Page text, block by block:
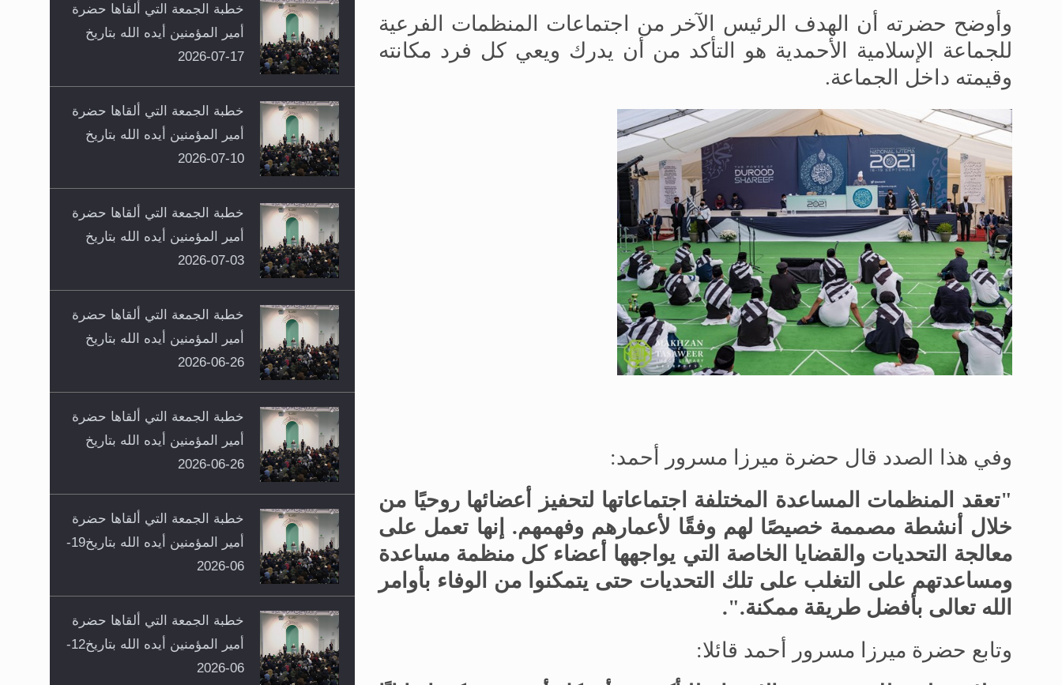
وأوضح حضرته أن الهدف الرئيس الآخر من اجتماعات المنظمات الفرعية
للجماعة الإسلامية الأحمدية هو التأكد من أن يدرك ويعي كل فرد مكانته
وقيمته داخل الجماعة.
وفي هذا الصدد قال حضرة ميرزا مسرور أحمد:
"تعقد المنظمات المساعدة المختلفة اجتماعاتها لتحفيز أعضائها روحيًا من
خلال أنشطة مصممة خصيصًا لهم وفقًا لأعمارهم وفهمهم. إنها تعمل على
معالجة التحديات والقضايا الخاصة التي يواجهها أعضاء كل منظمة مساعدة
ومساعدتهم على التغلب على تلك التحديات حتى يتمكنوا من الوفاء بأوامر
الله تعالى بأفضل طريقة ممكنة.
".
وتابع حضرة ميرزا مسرور أحمد قائلا:
خطبة الجمعة التي ألقاها حضرة
أمير المؤمنين أيده الله بتاريخ
17-07-2026
خطبة الجمعة التي ألقاها حضرة
أمير المؤمنين أيده الله بتاريخ
10-07-2026
خطبة الجمعة التي ألقاها حضرة
أمير المؤمنين أيده الله بتاريخ
03-07-2026
خطبة الجمعة التي ألقاها حضرة
أمير المؤمنين أيده الله بتاريخ
26-06-2026
خطبة الجمعة التي ألقاها حضرة
أمير المؤمنين أيده الله بتاريخ
26-06-2026
خطبة الجمعة التي ألقاها حضرة
أمير المؤمنين أيده الله بتاريخ19-
06-2026
خطبة الجمعة التي ألقاها حضرة
أمير المؤمنين أيده الله بتاريخ12-
06-2026